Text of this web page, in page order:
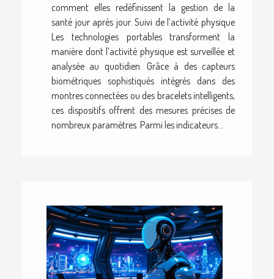
comment elles redéfinissent la gestion de la
santé jour après jour. Suivi de l’activité physique
Les technologies portables transforment la
manière dont l’activité physique est surveillée et
analysée au quotidien. Grâce à des capteurs
biométriques sophistiqués intégrés dans des
montres connectées ou des bracelets intelligents,
ces dispositifs offrent des mesures précises de
nombreux paramètres. Parmi les indicateurs...